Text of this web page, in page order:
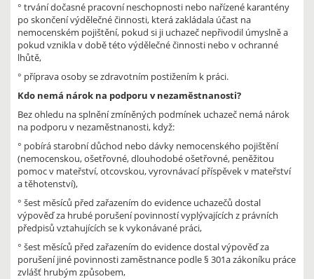
° trvání dočasné pracovní neschopnosti nebo nařízené karantény
po skončení výdělečné činnosti, která zakládala účast na
nemocenském pojištění, pokud si ji uchazeč nepřivodil úmyslně a
pokud vznikla v době této výdělečné činnosti nebo v ochranné
lhůtě,
° příprava osoby se zdravotním postižením k práci.
Kdo nemá nárok na podporu v nezaměstnanosti?
Bez ohledu na splnění zmíněných podmínek uchazeč nemá nárok
na podporu v nezaměstnanosti, když:
° pobírá starobní důchod nebo dávky nemocenského pojištění
(nemocenskou, ošetřovné, dlouhodobé ošetřovné, peněžitou
pomoc v mateřství, otcovskou, vyrovnávací příspěvek v mateřství
a těhotenství),
° šest měsíců před zařazením do evidence uchazečů dostal
výpověď za hrubé porušení povinností vyplývajících z právních
předpisů vztahujících se k vykonávané práci,
° šest měsíců před zařazením do evidence dostal výpověď za
porušení jiné povinnosti zaměstnance podle § 301a zákoníku práce
zvlášť hrubým způsobem,